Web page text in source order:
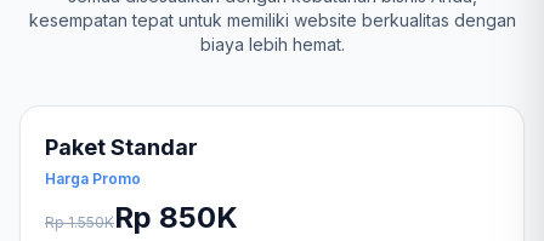
kesempatan tepat untuk memiliki website berkualitas dengan
biaya lebih hemat.
Paket Standar
Harga Promo
Rp 1.550KRp 850K